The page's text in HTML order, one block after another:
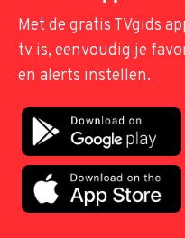
Met de gratis TVgids
tv is, eenvoudig je
en alerts instellen.